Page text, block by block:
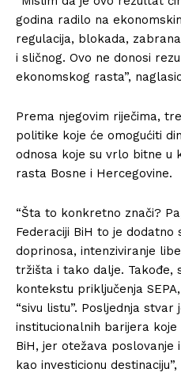
godina radilo na
regulacija, blokada,
i sličnog. Ovo ne donosi
ekonomskog rasta”,
Prema njegovim riječima,
politike koje će omogućiti
odnosa koje su vrlo bitne u
rasta Bosne i Hercegovine.
“Šta to konkretno znači?
Federaciji BiH to je
doprinosa, intenziviranje
tržišta i tako dalje. Takođe,
kontekstu priključenja
“sivu listu”. Posljednja stvar
institucionalnih barijera
BiH, jer otežava poslovanje
kao investicionu